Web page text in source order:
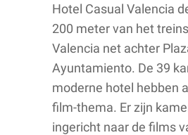
Hotel Casual Valencia
200 meter van het
Valencia net achter
Ayuntamiento. De 39
moderne hotel hebben
film-thema. Er zijn
ingericht naar de films